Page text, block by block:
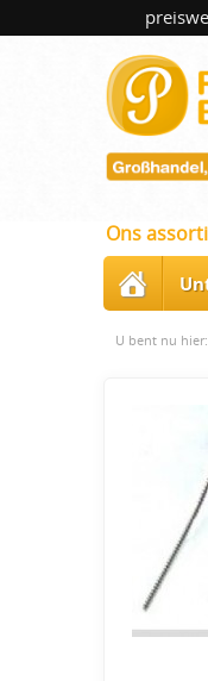
Ons
U bent nu hier: